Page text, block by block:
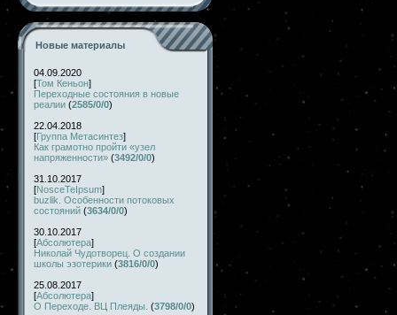
Новые материалы
04.09.2020
[Том Кеньон]
Переходные состояния в новые
реалии (2585/0/0)
22.04.2018
[Группа Метасинтез]
Как грамотно пройти «узел
напряженности» (3492/0/0)
31.10.2017
[NosceTeIpsum]
buzlik. Особенности потоковых
состояний (3634/0/0)
30.10.2017
[Абсолютера]
Николай Чудотворец. О создании
школы эзотерики (3816/0/0)
25.08.2017
[Абсолютера]
О Переходе. ВЦ Плеяды. (3798/0/0)